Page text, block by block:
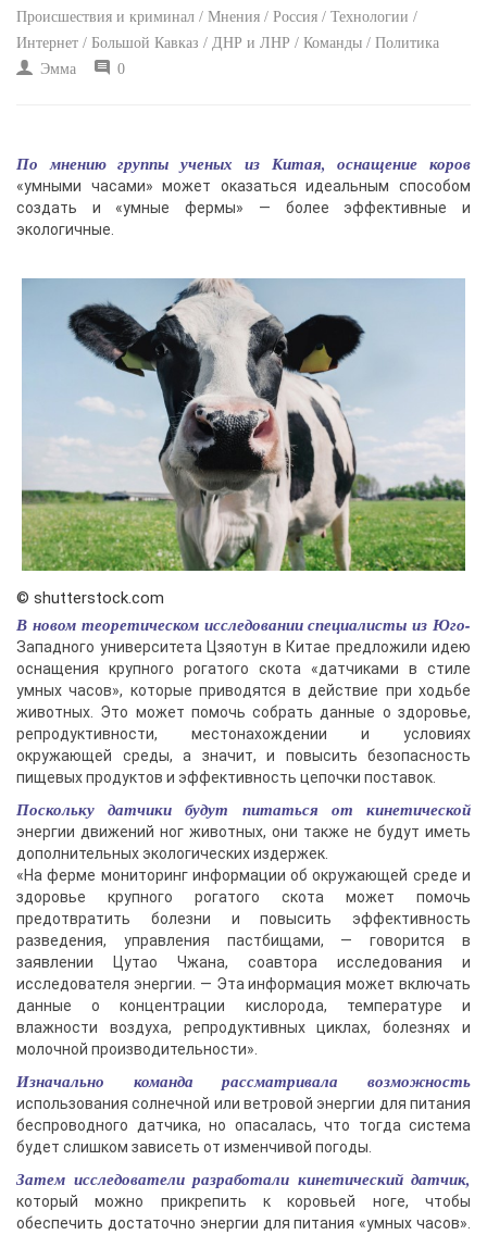
ВОЕННЫЕ ДЕЙСТВИЯ
Происшествия и криминал / Мнения / Россия / Технологии /
Интернет / Большой Кавказ / ДНР и ЛНР / Команды / Политика
Эмма
0
По мнению группы ученых из Китая, оснащение коров
«умными часами» может оказаться идеальным способом
создать и «умные фермы» — более эффективные и
экологичные.
© shutterstock.com
В новом теоретическом исследовании специалисты из Юго-
Западного университета Цзяотун в Китае предложили идею
оснащения крупного рогатого скота «датчиками в стиле
умных часов», которые приводятся в действие при ходьбе
животных. Это может помочь собрать данные о здоровье,
репродуктивности, местонахождении и условиях
окружающей среды, а значит, и повысить безопасность
пищевых продуктов и эффективность цепочки поставок.
Поскольку датчики будут питаться от кинетической
энергии движений ног животных, они также не будут иметь
дополнительных экологических издержек.
«На ферме мониторинг информации об окружающей среде и
здоровье крупного рогатого скота может помочь
предотвратить болезни и повысить эффективность
разведения, управления пастбищами, — говорится в
заявлении Цутао Чжана, соавтора исследования и
исследователя энергии. — Эта информация может включать
данные о концентрации кислорода, температуре и
влажности воздуха, репродуктивных циклах, болезнях и
молочной производительности».
Изначально команда рассматривала возможность
использования солнечной или ветровой энергии для питания
беспроводного датчика, но опасалась, что тогда система
будет слишком зависеть от изменчивой погоды.
Затем исследователи разработали кинетический датчик,
который можно прикрепить к коровьей ноге, чтобы
обеспечить достаточно энергии для питания «умных часов».